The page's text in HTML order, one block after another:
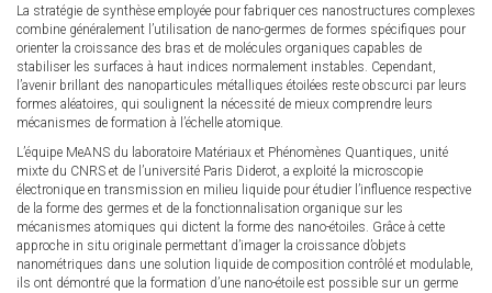
La stratégie de synthèse employée pour fabriquer ces nanostructures complexes
combine généralement l’utilisation de nano-germes de formes spécifiques pour
orienter la croissance des bras et de molécules organiques capables de
stabiliser les surfaces à haut indices normalement instables. Cependant,
l’avenir brillant des nanoparticules métalliques étoilées reste obscurci par leurs
formes aléatoires, qui soulignent la nécessité de mieux comprendre leurs
mécanismes de formation à l’échelle atomique.
L’équipe MeANS du laboratoire Matériaux et Phénomènes Quantiques, unité
mixte du CNRS et de l’université Paris Diderot, a exploité la microscopie
électronique en transmission en milieu liquide pour étudier l’influence respective
de la forme des germes et de la fonctionnalisation organique sur les
mécanismes atomiques qui dictent la forme des nano-étoiles. Grâce à cette
approche in situ originale permettant d’imager la croissance d’objets
nanométriques dans une solution liquide de composition contrôlé et modulable,
ils ont démontré que la formation d’une nano-étoile est possible sur un germe